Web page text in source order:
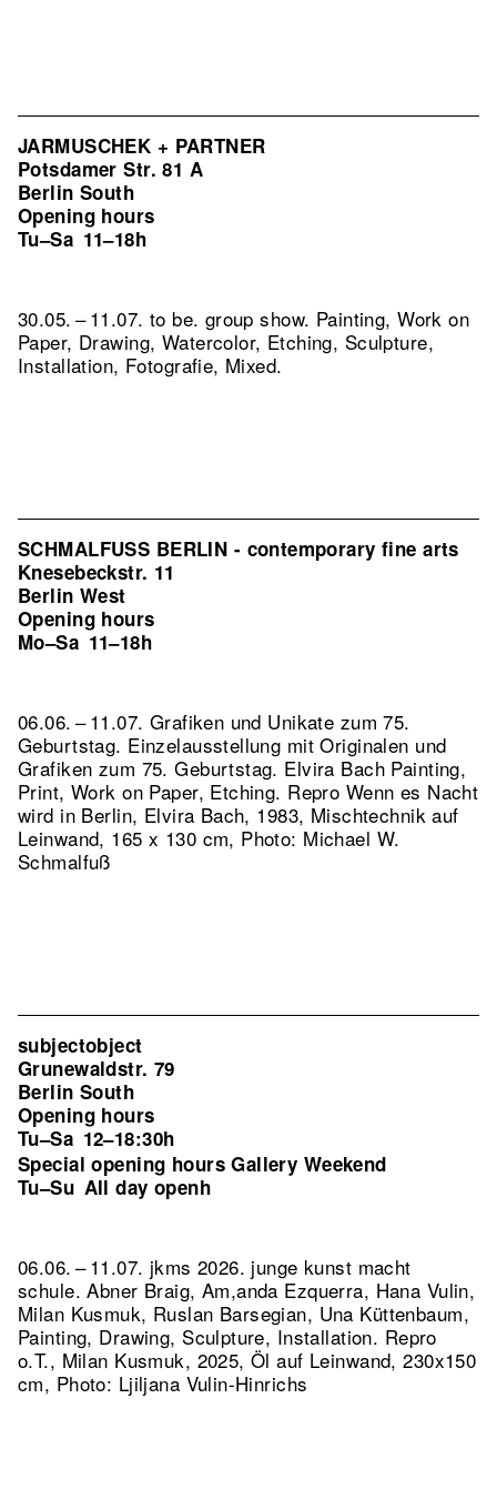
JARMUSCHEK + PARTNER
Potsdamer Str. 81 A
Berlin South
Opening hours
Tu–Sa 11–18h
30.05. – 11.07. to be. group show. Painting, Work on
Paper, Drawing, Watercolor, Etching, Sculpture,
Installation, Fotografie, Mixed.
SCHMALFUSS BERLIN - contemporary fine arts
Knesebeckstr. 11
Berlin West
Opening hours
Mo–Sa 11–18h
06.06. – 11.07. Grafiken und Unikate zum 75.
Geburtstag. Einzelausstellung mit Originalen und
Grafiken zum 75. Geburtstag. Elvira Bach Painting,
Print, Work on Paper, Etching. Repro Wenn es Nacht
wird in Berlin, Elvira Bach, 1983, Mischtechnik auf
Leinwand, 165 x 130 cm, Photo: Michael W.
Schmalfuß
subjectobject
Grunewaldstr. 79
Berlin South
Opening hours
Tu–Sa 12–18:30h
Special opening hours Gallery Weekend
Tu–Su All day openh
06.06. – 11.07. jkms 2026. junge kunst macht
schule. Abner Braig, Am,anda Ezquerra, Hana Vulin,
Milan Kusmuk, Ruslan Barsegian, Una Küttenbaum,
Painting, Drawing, Sculpture, Installation. Repro
o.T., Milan Kusmuk, 2025, Öl auf Leinwand, 230x150
cm, Photo: Ljiljana Vulin-Hinrichs